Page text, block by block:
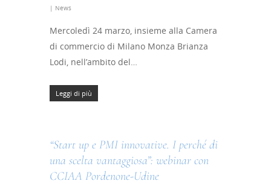
| News
Mercoledì 24 marzo, insieme alla Camera
di commercio di Milano Monza Brianza
Lodi, nell’ambito del…
Leggi di più
“Start up e PMI innovative. I perché di
una scelta vantaggiosa”: webinar con
CCIAA Pordenone-Udine